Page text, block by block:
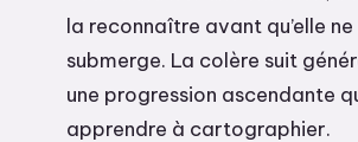
la reconnaître avant qu’elle ne
submerge. La colère suit
une progression ascendante
apprendre à cartographier.